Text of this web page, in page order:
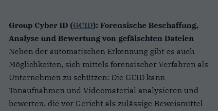
Group Cyber ID (GCID): Forensische Beschaffung,
Analyse und Bewertung von gefälschten Dateien
Neben der automatischen Erkennung gibt es auch
Möglichkeiten, sich mittels forensischer Verfahren als
Unternehmen zu schützen: Die GCID kann
Tonaufnahmen und Videomaterial analysieren und
bewerten, die vor Gericht als zulässige Beweismittel